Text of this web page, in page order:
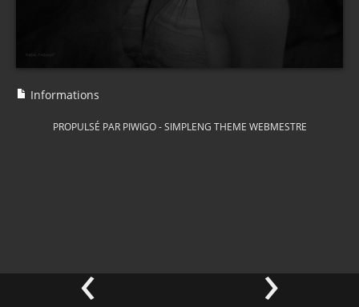
‹ ›
Informations
PROPULSÉ PAR PIWIGO-SIMPLENG THEME WEBMESTRE